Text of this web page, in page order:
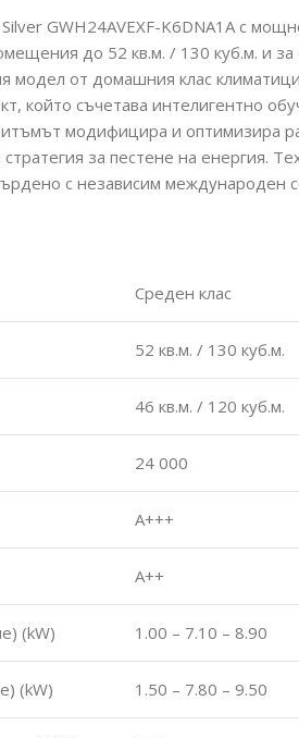
GWH24AVEXF-K6DNA1A с
до 52 кв.м. / 130 куб.м. и за
модел от домашния клас
който съчетава интелигентно
модифицира и оптимизира
за пестене на енергия.
с независим международен
Среден клас
52 кв.м. / 130 куб.м.
46 кв.м. / 120 куб.м.
24 000
А+++
А++
(kW) 1.00 – 7.10 – 8.90
(kW) 1.50 – 7.80 – 9.50